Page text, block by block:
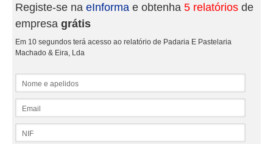
Registe-se na eInforma e obtenha 5 relatórios de
empresa grátis
Em 10 segundos terá acesso ao relatório de Padaria E Pastelaria
Machado & Eira, Lda